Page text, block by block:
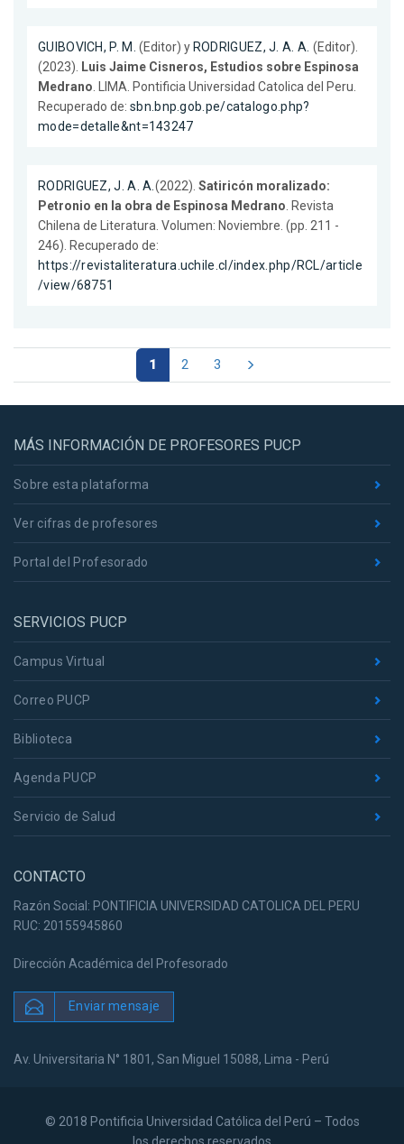
GUIBOVICH, P. M. (Editor) y RODRIGUEZ, J. A. A. (Editor).
(2023). Luis Jaime Cisneros, Estudios sobre Espinosa
Medrano. LIMA. Pontificia Universidad Catolica del Peru.
Recuperado de: sbn.bnp.gob.pe/catalogo.php?
mode=detalle&nt=143247
RODRIGUEZ, J. A. A.(2022). Satiricón moralizado:
Petronio en la obra de Espinosa Medrano. Revista
Chilena de Literatura. Volumen: Noviembre. (pp. 211 -
246). Recuperado de:
https://revistaliteratura.uchile.cl/index.php/RCL/article
/view/68751
1 2 3
MÁS INFORMACIÓN DE PROFESORES PUCP
Sobre esta plataforma
Ver cifras de profesores
Portal del Profesorado
SERVICIOS PUCP
Campus Virtual
Correo PUCP
Biblioteca
Agenda PUCP
Servicio de Salud
CONTACTO
Razón Social: PONTIFICIA UNIVERSIDAD CATOLICA DEL PERU
RUC: 20155945860
Dirección Académica del Profesorado
Enviar mensaje
Av. Universitaria N° 1801, San Miguel 15088, Lima - Perú
© 2018 Pontificia Universidad Católica del Perú – Todos